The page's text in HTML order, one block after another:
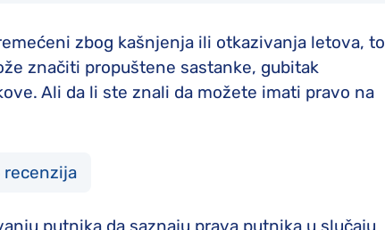
zbog kašnjenja ili otkazivanja letova, to
značiti propuštene sastanke, gubitak
Ali da li ste znali da možete imati pravo na
recenzija